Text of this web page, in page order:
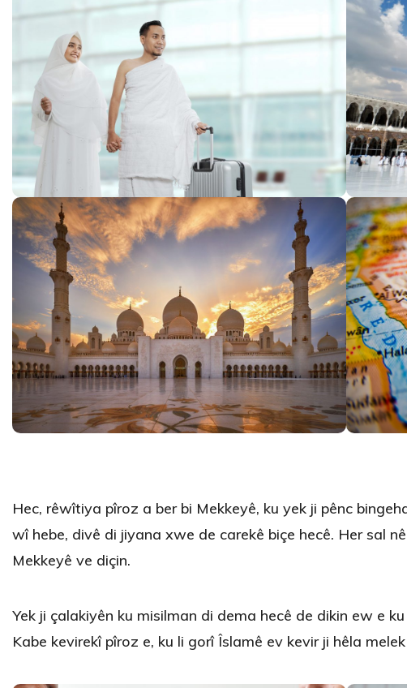
Hec, rêwîtiya pîroz a ber bi Mekkeyê, ku yek ji pênc
wî hebe, divê di jiyana xwe de carekê biçe hecê. Her sal
Mekkeyê ve diçin.
Yek ji çalakiyên ku misilman di dema hecê de dikin ew e
Kabe kevirekî pîroz e, ku li gorî Îslamê ev kevir ji hêla